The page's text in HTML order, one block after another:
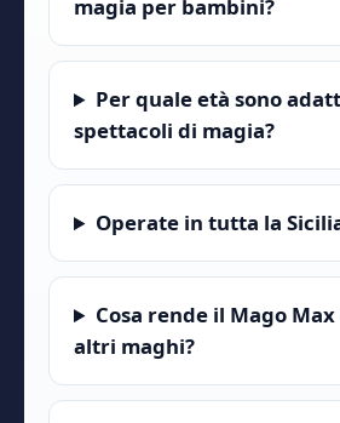
magia per bambini?
Per quale età sono
spettacoli di magia?
Operate in tutta la
Cosa rende il Mago
altri maghi?